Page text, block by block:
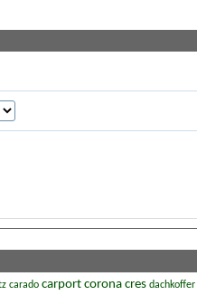
carado carport corona cres dachkoffer